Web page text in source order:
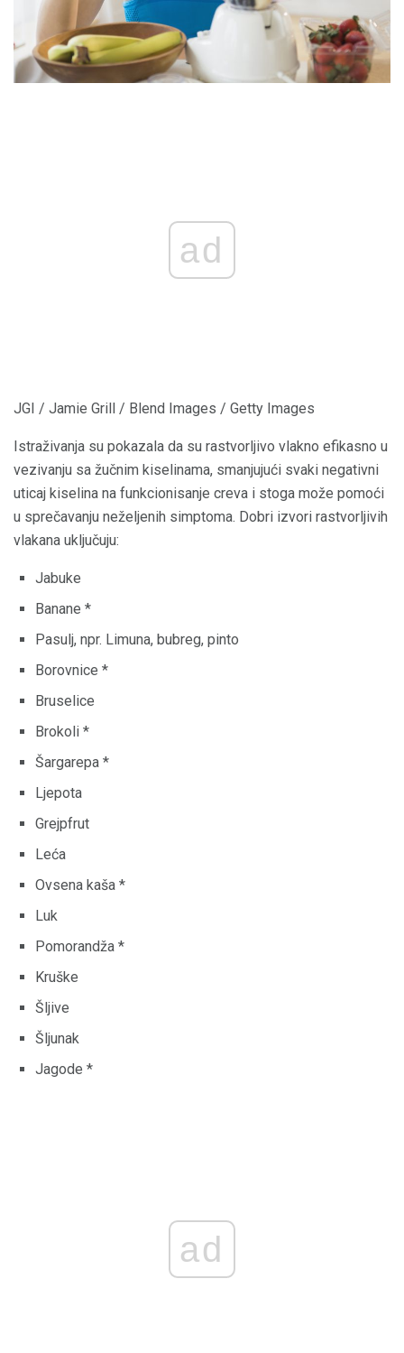
ad
JGI / Jamie Grill / Blend Images / Getty Images
Istraživanja su pokazala da su rastvorljivo vlakno efikasno u
vezivanju sa žučnim kiselinama, smanjujući svaki negativni
uticaj kiselina na funkcionisanje creva i stoga može pomoći
u sprečavanju neželjenih simptoma. Dobri izvori rastvorljivih
vlakana uključuju:
Jabuke
Banane *
Pasulj, npr. Limuna, bubreg, pinto
Borovnice *
Bruselice
Brokoli *
Šargarepa *
Ljepota
Grejpfrut
Leća
Ovsena kaša *
Luk
Pomorandža *
Kruške
Šljive
Šljunak
Jagode *
ad